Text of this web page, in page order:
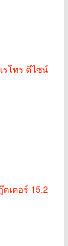
รโทร ดีไซน์
เตอร์ 15.2